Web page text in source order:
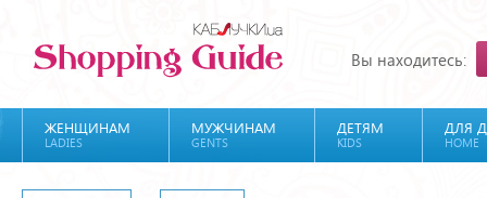
Вы находитесь:
ЖЕНЩИНАМ
LADIES
МУЖЧИНАМ
GENTS
ДЕТЯМ
KIDS
ДЛЯ
HOME